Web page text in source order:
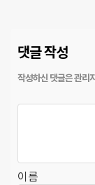
댓글 작성
이름